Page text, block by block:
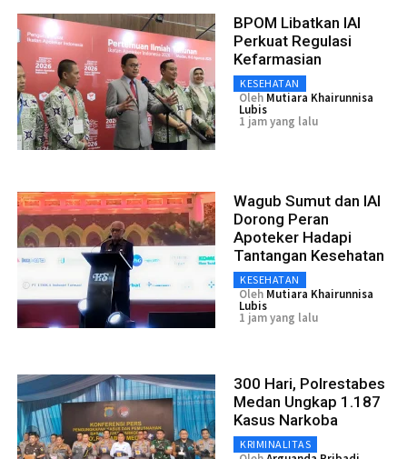
BPOM Libatkan IAI
Perkuat Regulasi
Kefarmasian
KESEHATAN
Oleh Mutiara Khairunnisa
Lubis
1 jam yang lalu
Wagub Sumut dan IAI
Dorong Peran
Apoteker Hadapi
Tantangan Kesehatan
KESEHATAN
Oleh Mutiara Khairunnisa
Lubis
1 jam yang lalu
300 Hari, Polrestabes
Medan Ungkap 1.187
Kasus Narkoba
KRIMINALITAS